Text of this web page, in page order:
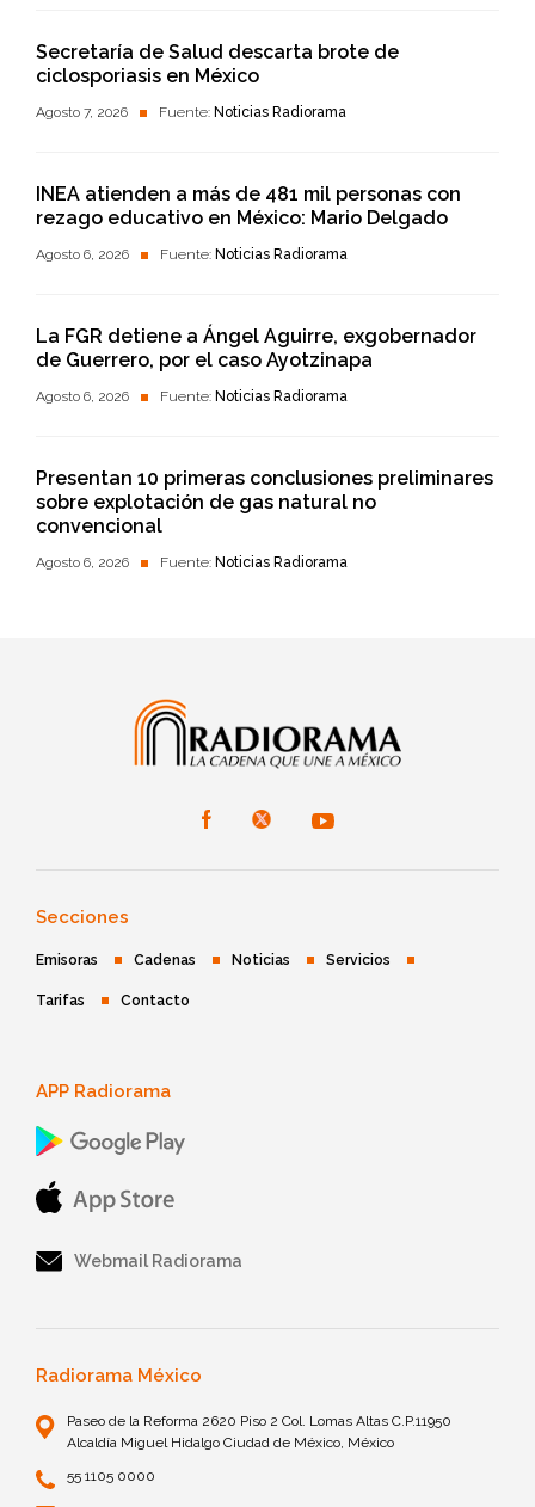
Secretaría de Salud descarta brote de
ciclosporiasis en México
Agosto 7, 2026 Fuente: Noticias Radiorama
INEA atienden a más de 481 mil personas con
rezago educativo en México: Mario Delgado
Agosto 6, 2026 Fuente: Noticias Radiorama
La FGR detiene a Ángel Aguirre, exgobernador
de Guerrero, por el caso Ayotzinapa
Agosto 6, 2026 Fuente: Noticias Radiorama
Presentan 10 primeras conclusiones preliminares
sobre explotación de gas natural no
convencional
Agosto 6, 2026 Fuente: Noticias Radiorama
Secciones
Emisoras Cadenas Noticias Servicios
Tarifas Contacto
APP Radiorama
Webmail Radiorama
Radiorama México
Paseo de la Reforma 2620 Piso 2 Col. Lomas Altas C.P.11950
Alcaldía Miguel Hidalgo Ciudad de México, México
55 1105 0000